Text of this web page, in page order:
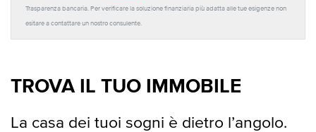
Trasparenza bancaria. Per verificare la soluzione finanziaria più adatta alle tue esigenze non
esitare a contattare un nostro consulente.
TROVA IL TUO IMMOBILE
La casa dei tuoi sogni è dietro l’angolo.